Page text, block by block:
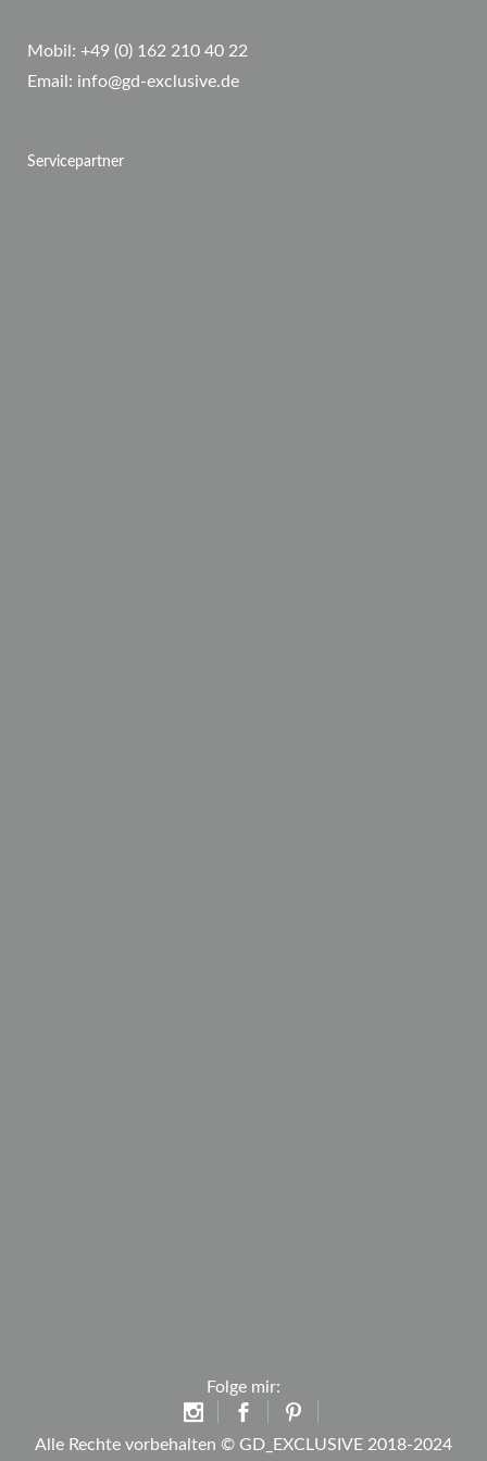
Mobil: +49 (0) 162 210 40 22
Email: info@gd-exclusive.de
Servicepartner
Folge mir:
Alle Rechte vorbehalten © GD_EXCLUSIVE 2018-2024